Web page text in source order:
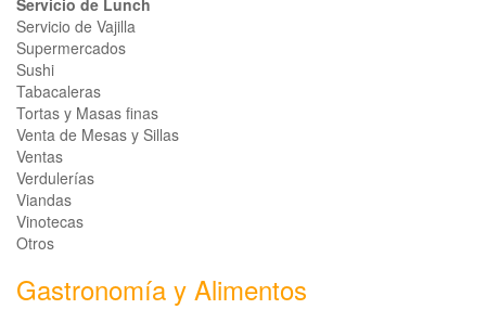
Servicio de Lunch
Servicio de Vajilla
Supermercados
Sushi
Tabacaleras
Tortas y Masas finas
Venta de Mesas y Sillas
Ventas
Verdulerías
Viandas
Vinotecas
Otros
Gastronomía y Alimentos